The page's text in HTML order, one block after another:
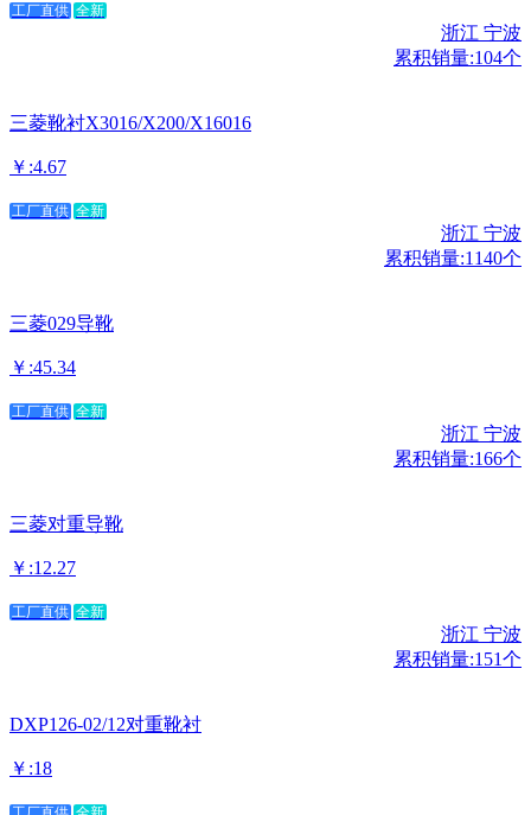
工厂直供 全新
浙江 宁波
累积销量:104个
三菱靴衬X3016/X200/X16016
￥:4.67
工厂直供 全新
浙江 宁波
累积销量:1140个
三菱029导靴
￥:45.34
工厂直供 全新
浙江 宁波
累积销量:166个
三菱对重导靴
￥:12.27
工厂直供 全新
浙江 宁波
累积销量:151个
DXP126-02/12对重靴衬
￥:18